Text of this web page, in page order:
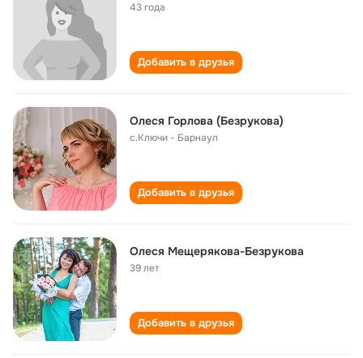
43 года
Добавить в друзья
Олеся Горлова (Безрукова)
с.Ключи - Барнаул
Добавить в друзья
Олеся Мещерякова-Безрукова
39 лет
Добавить в друзья